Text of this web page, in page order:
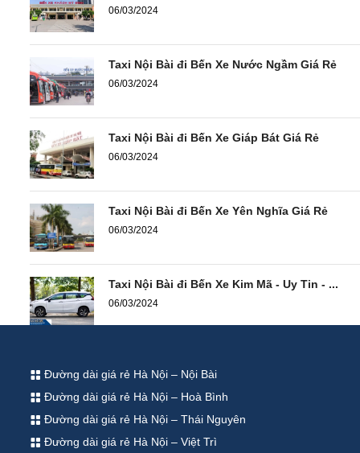
06/03/2024
Taxi Nội Bài đi Bến Xe Nước Ngầm Giá Rẻ
06/03/2024
Taxi Nội Bài đi Bến Xe Giáp Bát Giá Rẻ
06/03/2024
Taxi Nội Bài đi Bến Xe Yên Nghĩa Giá Rẻ
06/03/2024
Taxi Nội Bài đi Bến Xe Kim Mã - Uy Tin - ...
06/03/2024
Đường dài giá rẻ Hà Nội – Nội Bài
Đường dài giá rẻ Hà Nội – Hoà Bình
Đường dài giá rẻ Hà Nội – Thái Nguyên
Đường dài giá rẻ Hà Nội – Việt Trì